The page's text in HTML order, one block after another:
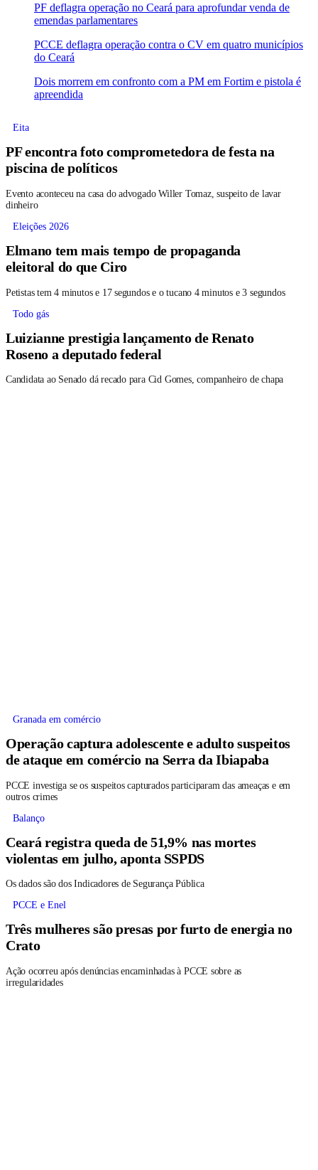
PF deflagra operação no Ceará para aprofundar venda de
emendas parlamentares
PCCE deflagra operação contra o CV em quatro municípios
do Ceará
Dois morrem em confronto com a PM em Fortim e pistola é
apreendida
Eita
PF encontra foto comprometedora de festa na
piscina de políticos
Evento aconteceu na casa do advogado Willer Tomaz, suspeito de lavar
dinheiro
Eleições 2026
Elmano tem mais tempo de propaganda
eleitoral do que Ciro
Petistas tem 4 minutos e 17 segundos e o tucano 4 minutos e 3 segundos
Todo gás
Luizianne prestigia lançamento de Renato
Roseno a deputado federal
Candidata ao Senado dá recado para Cid Gomes, companheiro de chapa
Granada em comércio
Operação captura adolescente e adulto suspeitos
de ataque em comércio na Serra da Ibiapaba
PCCE investiga se os suspeitos capturados participaram das ameaças e em
outros crimes
Balanço
Ceará registra queda de 51,9% nas mortes
violentas em julho, aponta SSPDS
Os dados são dos Indicadores de Segurança Pública
PCCE e Enel
Três mulheres são presas por furto de energia no
Crato
Ação ocorreu após denúncias encaminhadas à PCCE sobre as
irregularidades